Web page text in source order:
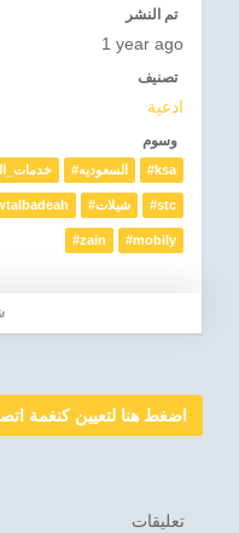
تم النشر
1 year ago
تصنيف
ادعية
وسوم
#السعوديه #ksa
#شيلات #stc
#zain #mobily
اضغط هنا لتعيين كنغمة
تعليقات